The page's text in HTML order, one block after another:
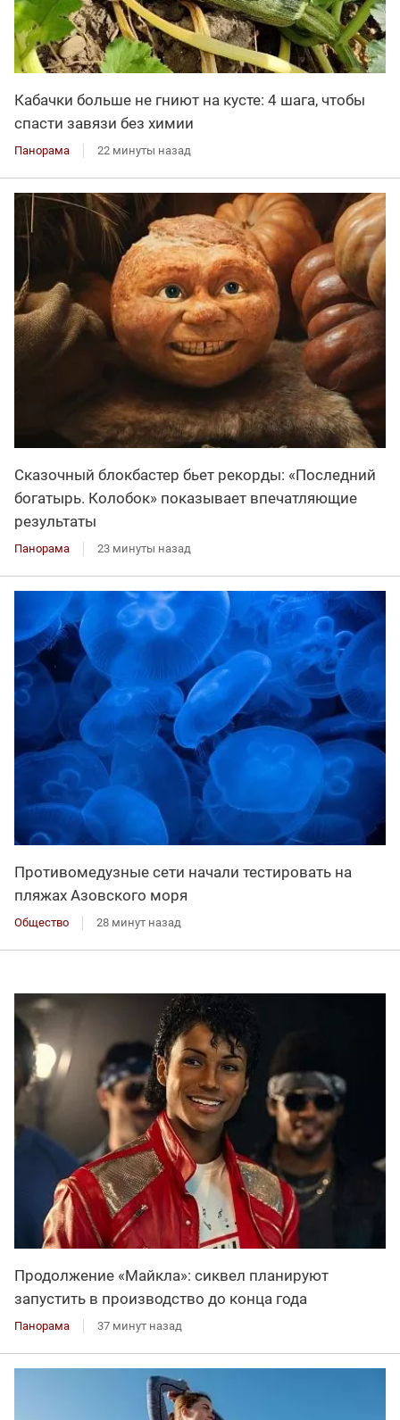
Кабачки больше не гниют на кусте: 4 шага, чтобы
спасти завязи без химии
Панорама 22 минуты назад
Сказочный блокбастер бьет рекорды: «Последний
богатырь. Колобок» показывает впечатляющие
результаты
Панорама 23 минуты назад
Противомедузные сети начали тестировать на
пляжах Азовского моря
Общество 28 минут назад
Продолжение «Майкла»: сиквел планируют
запустить в производство до конца года
Панорама 37 минут назад